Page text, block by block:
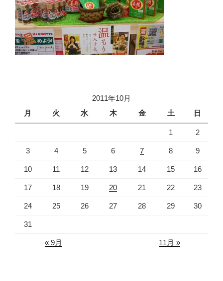
2011年10月
月
火 水 木 金 土 日
1 2
3 4 5 6 7 8 9
10 11 12 13 14 15 16
17 18 19 20 21 22 23
24 25 26 27 28 29 30
31
« 9月 11月 »